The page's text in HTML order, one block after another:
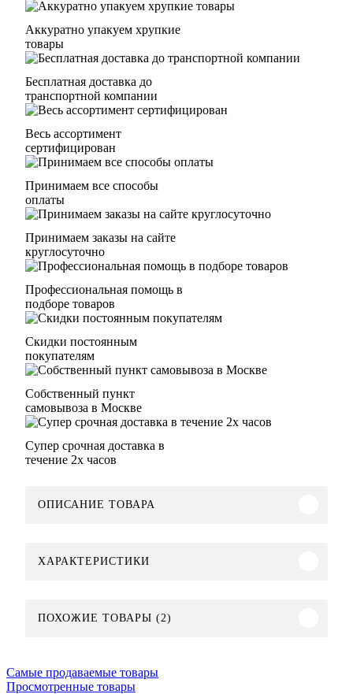
Аккуратно упакуем хрупкие
товары
Бесплатная доставка до
транспортной компании
Весь ассортимент
сертифицирован
Принимаем все способы
оплаты
Принимаем заказы на сайте
круглосуточно
Профессиональная помощь в
подборе товаров
Скидки постоянным
покупателям
Собственный пункт
самовывоза в Москве
Супер срочная доставка в
течение 2х часов
ОПИСАНИЕ ТОВАРА
ХАРАКТЕРИСТИКИ
ПОХОЖИЕ ТОВАРЫ (2)
Самые продаваемые товары
Просмотренные товары